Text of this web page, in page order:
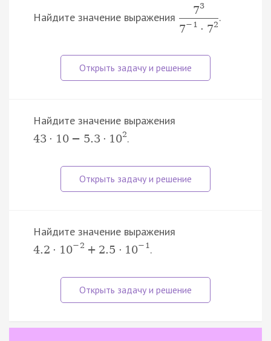
Найдите значение выражения
73
7− 1 · 72
.
Найдите значение выражения
43 · 10 − 5.3 · 102.
Найдите значение выражения
4.2 · 10− 2 + 2.5 · 10− 1 .